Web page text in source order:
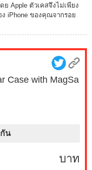
Apple ตัวเคสจึงไม่เพียง
iPhone ของคุณจากรอย
Case with MagSa
น
บาท